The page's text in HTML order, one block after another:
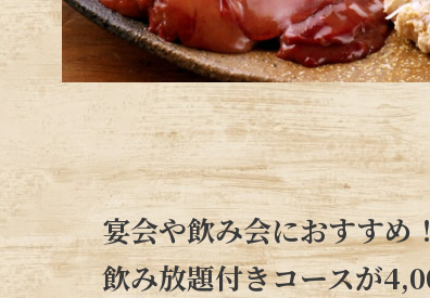
宴会や飲み会におすすめ
飲み放題付きコースが